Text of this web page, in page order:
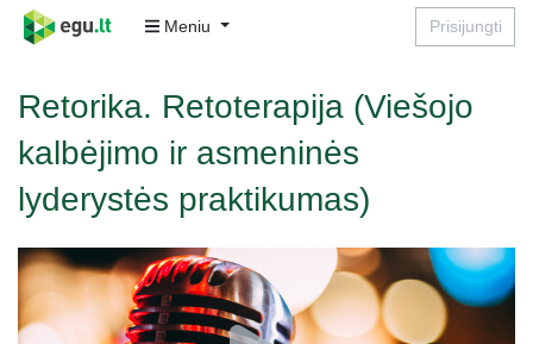
Meniu Prisijungti
Retorika. Retoterapija (Viešojo
kalbėjimo ir asmeninės
lyderystės praktikumas)